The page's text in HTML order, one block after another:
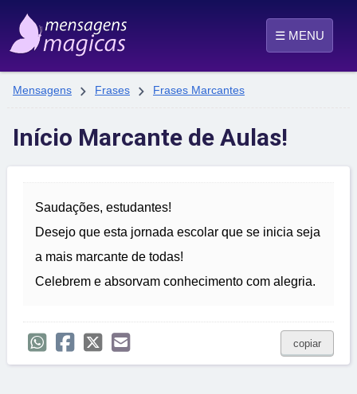
☰ MENU
Mensagens  Frases  Frases Marcantes
Início Marcante de Aulas!
Saudações, estudantes!
Desejo que esta jornada escolar que se inicia seja
a mais marcante de todas!
Celebrem e absorvam conhecimento com alegria.
copiar